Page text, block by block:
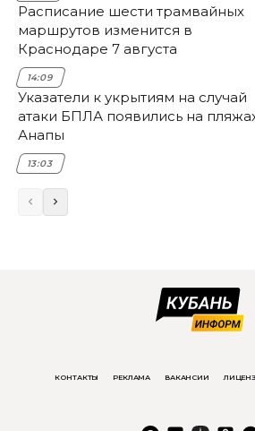
Расписание шести трамвайных
маршрутов изменится в
Краснодаре 7 августа
14:09
Указатели к укрытиям на случай
атаки БПЛА появились на
Анапы
13:03
КОНТАКТЫ РЕКЛАМА ВАКАНСИИ